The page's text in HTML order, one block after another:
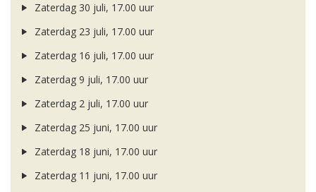
Zaterdag 30 juli, 17.00 uur
Zaterdag 23 juli, 17.00 uur
Zaterdag 16 juli, 17.00 uur
Zaterdag 9 juli, 17.00 uur
Zaterdag 2 juli, 17.00 uur
Zaterdag 25 juni, 17.00 uur
Zaterdag 18 juni, 17.00 uur
Zaterdag 11 juni, 17.00 uur